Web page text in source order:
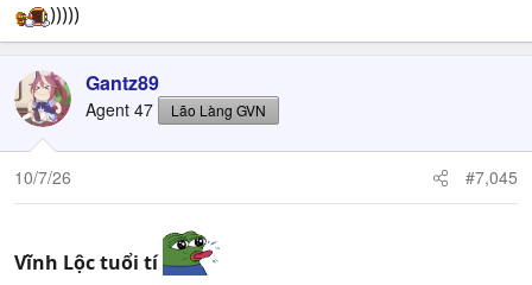
)))))
Gantz89
Agent 47 Lão Làng GVN
10/7/26 #7,045
Vĩnh Lộc tuổi tí